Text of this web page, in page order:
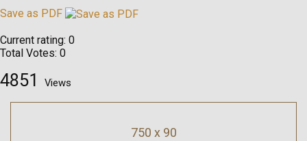
Save as PDF
Current rating: 0
Total Votes: 0
4851 Views
750 x 90